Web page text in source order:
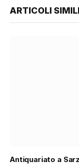
ARTICOLI
Antiquariato a